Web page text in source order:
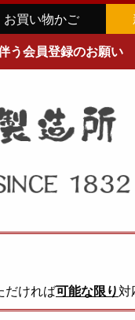
お買い物かご
う会員登録のお願い
だければ可能な限り対